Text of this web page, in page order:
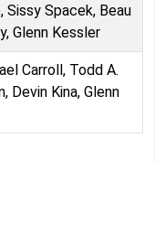
Sissy Spacek, Beau
Glenn Kessler
Carroll, Todd A.
Devin Kina, Glenn